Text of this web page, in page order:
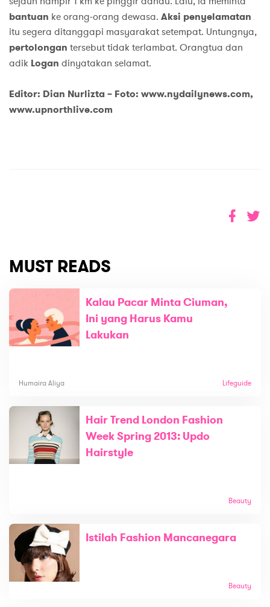
bantuan ke orang-orang dewasa. Aksi penyelamatan
itu segera ditanggapi masyarakat setempat. Untungnya,
pertolongan tersebut tidak terlambat. Orangtua dan
adik Logan dinyatakan selamat.
Editor: Dian Nurlizta – Foto: www.nydailynews.com,
www.upnorthlive.com
MUST READS
Kalau Pacar Minta Ciuman,
Ini yang Harus Kamu
Lakukan
Humaira Aliya Lifeguide
Hair Trend London Fashion
Week Spring 2013: Updo
Hairstyle
Beauty
Istilah Fashion Mancanegara
Beauty